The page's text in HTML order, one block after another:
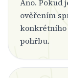
Ano. Pokud
ověřením
pohřbu.